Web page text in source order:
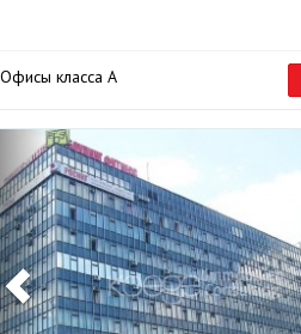
Офисы класса А
Previous